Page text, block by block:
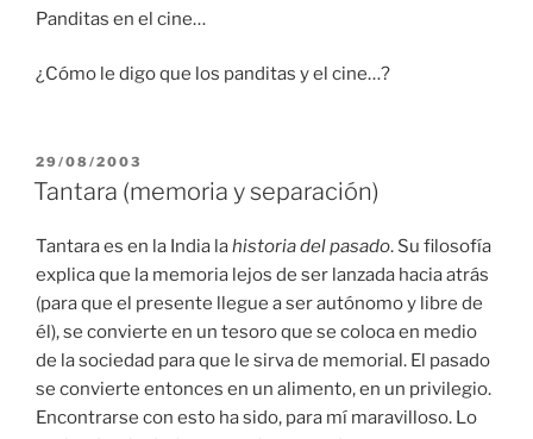
Panditas en el cine…
¿Cómo le digo que los panditas y el cine…?
PUBLICADO
EN
29/08/2003
Tantara (memoria y separación)
Tantara es en la India lahistoria del pasado. Su filosofía
explica que la memoria lejos de ser lanzada hacia atrás
(para que el presente llegue a ser autónomo y libre de
él), se convierte en un tesoro que se coloca en medio
de la sociedad para que le sirva de memorial. El pasado
se convierte entonces en un alimento, en un privilegio.
Encontrarse con esto ha sido, para mí maravilloso. Lo